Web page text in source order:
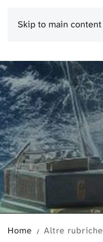
Skip to main content
Home Altre rubriche